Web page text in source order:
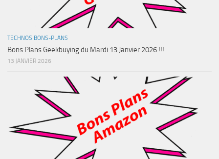
TECHNOS BONS-PLANS
Bons Plans Geekbuying du Mardi 13 Janvier 2026 !!!
13 JANVIER 2026